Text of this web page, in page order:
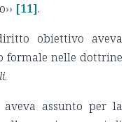
[11].
obiettivo aveva
formale nelle dottrine
.
assunto per la